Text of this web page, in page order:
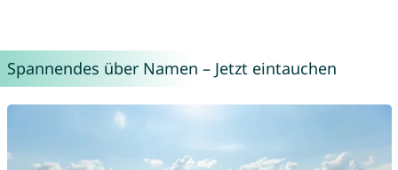
Spannendes über Namen – Jetzt eintauchen